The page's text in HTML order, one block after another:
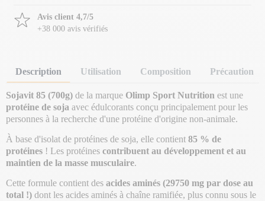
Avis client 4,7/5
+38 000 avis vérifiés
Description Utilisation Composition Précaution
Sojavit 85 (700g) de la marque Olimp Sport Nutrition est une
protéine de soja avec édulcorants conçu principalement pour les
personnes à la recherche d'une protéine d'origine non-animale.
À base d'isolat de protéines de soja, elle contient 85 % de
protéines ! Les protéines contribuent au développement et au
maintien de la masse musculaire.
Cette formule contient des acides aminés (29750 mg par dose au
total !) dont les acides aminés à chaîne ramifiée, plus connu sous le